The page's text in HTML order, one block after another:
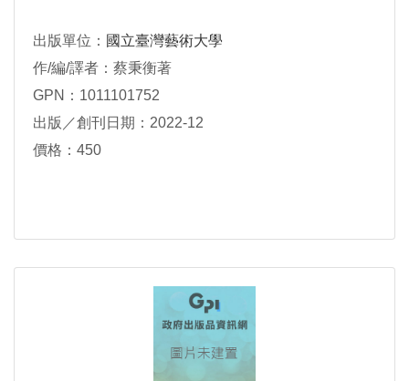
出版單位： 國立臺灣藝術大學
作/編/譯者：蔡秉衡著
GPN：1011101752
出版／創刊日期：2022-12
價格：450